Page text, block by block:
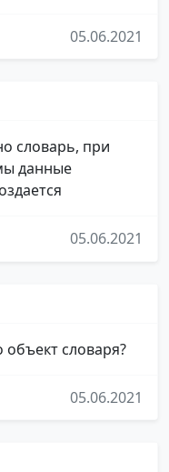
05.06.2021
словарь, при
данные
05.06.2021
словаря?
05.06.2021